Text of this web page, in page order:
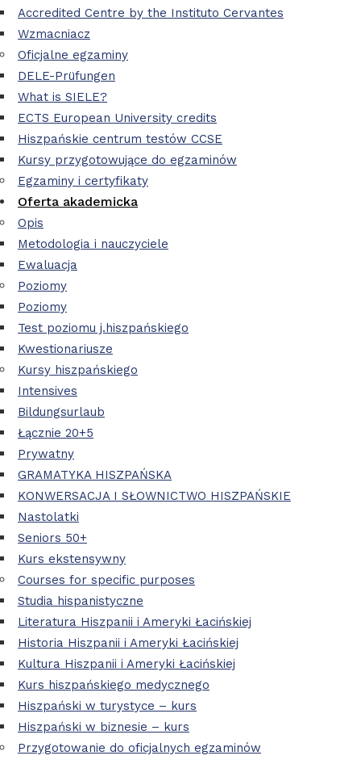
Accredited Centre by the Instituto Cervantes
Wzmacniacz
Oficjalne egzaminy
DELE-Prüfungen
What is SIELE?
ECTS European University credits
Hiszpańskie centrum testów CCSE
Kursy przygotowujące do egzaminów
Egzaminy i certyfikaty
Oferta akademicka
Opis
Metodologia i nauczyciele
Ewaluacja
Poziomy
Poziomy
Test poziomu j.hiszpańskiego
Kwestionariusze
Kursy hiszpańskiego
Intensives
Bildungsurlaub
Łącznie 20+5
Prywatny
GRAMATYKA HISZPAŃSKA
KONWERSACJA I SŁOWNICTWO HISZPAŃSKIE
Nastolatki
Seniors 50+
Kurs ekstensywny
Courses for specific purposes
Studia hispanistyczne
Literatura Hiszpanii i Ameryki Łacińskiej
Historia Hiszpanii i Ameryki Łacińskiej
Kultura Hiszpanii i Ameryki Łacińskiej
Kurs hiszpańskiego medycznego
Hiszpański w turystyce – kurs
Hiszpański w biznesie – kurs
Przygotowanie do oficjalnych egzaminów